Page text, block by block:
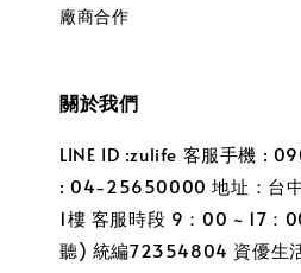
廠商合作
關於我們
LINE ID :zulife 客服手機 :
: 04-25650000 地址：台中
1樓 客服時段 9：00 ~ 17：
聽) 統編72354804 資優生